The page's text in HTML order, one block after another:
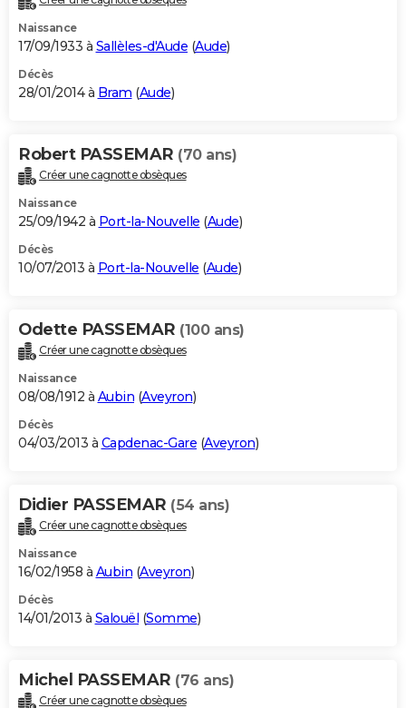
Naissance
17/09/1933 à Sallèles-d'Aude (Aude)
Décès
28/01/2014 à Bram (Aude)
Robert PASSEMAR (70 ans)
Créer une cagnotte obsèques
Naissance
25/09/1942 à Port-la-Nouvelle (Aude)
Décès
10/07/2013 à Port-la-Nouvelle (Aude)
Odette PASSEMAR (100 ans)
Créer une cagnotte obsèques
Naissance
08/08/1912 à Aubin (Aveyron)
Décès
04/03/2013 à Capdenac-Gare (Aveyron)
Didier PASSEMAR (54 ans)
Créer une cagnotte obsèques
Naissance
16/02/1958 à Aubin (Aveyron)
Décès
14/01/2013 à Salouël (Somme)
Michel PASSEMAR (76 ans)
Créer une cagnotte obsèques